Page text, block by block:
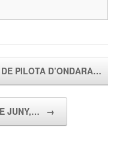
PILOTA D’ONDARA…
JUNY,… →